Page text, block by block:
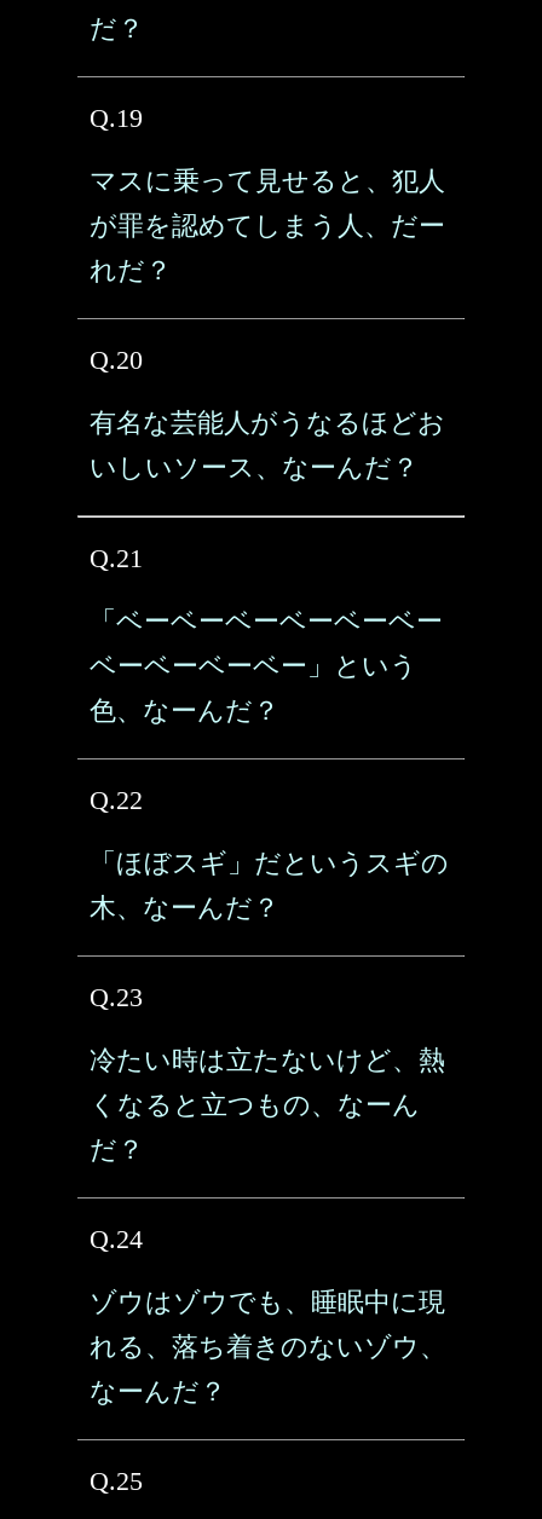
だ？
Q.19
マスに乗って見せると、犯人
が罪を認めてしまう人、だー
れだ？
Q.20
有名な芸能人がうなるほどお
いしいソース、なーんだ？
Q.21
「ベーベーベーベーベーベー
ベーベーベーベー」という
色、なーんだ？
Q.22
「ほぼスギ」だというスギの
木、なーんだ？
Q.23
冷たい時は立たないけど、熱
くなると立つもの、なーん
だ？
Q.24
ゾウはゾウでも、睡眠中に現
れる、落ち着きのないゾウ、
なーんだ？
Q.25